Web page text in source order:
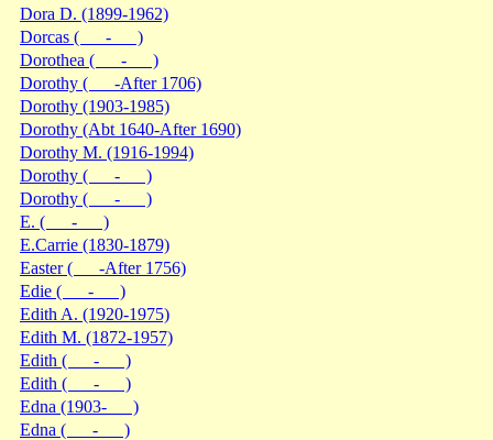
Dora D. (1899-1962)
Dorcas ( - )
Dorothea ( - )
Dorothy ( -After 1706)
Dorothy (1903-1985)
Dorothy (Abt 1640-After 1690)
Dorothy M. (1916-1994)
Dorothy ( - )
Dorothy ( - )
E. ( - )
E.Carrie (1830-1879)
Easter ( -After 1756)
Edie ( - )
Edith A. (1920-1975)
Edith M. (1872-1957)
Edith ( - )
Edith ( - )
Edna (1903- )
Edna ( - )